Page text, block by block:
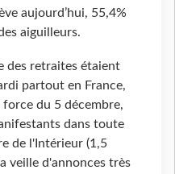
aujourd’hui, 55,4%
aiguilleurs.
des retraites étaient
partout en France,
du 5 décembre,
dans toute
de l'Intérieur (1,5
veille d'annonces très